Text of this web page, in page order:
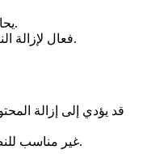
يحافظ على جودة الفيديو المتبقي.
فعال لإزالة النص الموجود على حواف الإطار.
قد يؤدي إلى إزالة
غير مناسب للنص الموجود في منتصف الإطار.